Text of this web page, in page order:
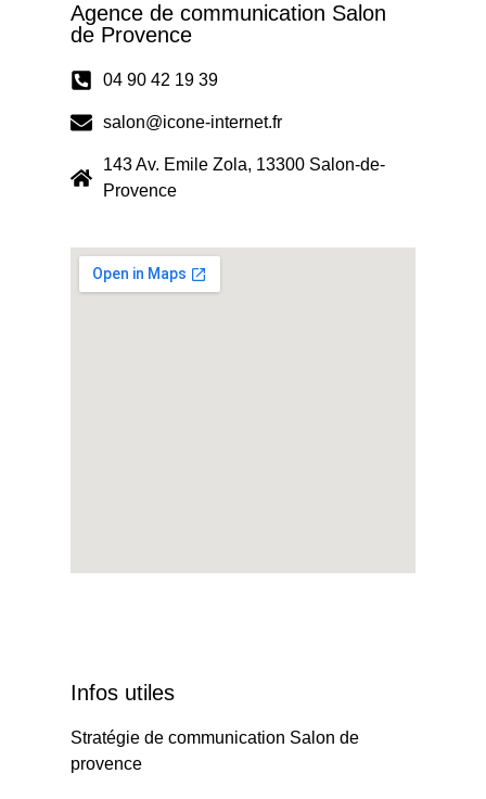
Agence de communication Salon
de Provence
04 90 42 19 39
salon@icone-internet.fr
143 Av. Emile Zola, 13300 Salon-de-
Provence
Infos utiles
Stratégie de communication Salon de
provence